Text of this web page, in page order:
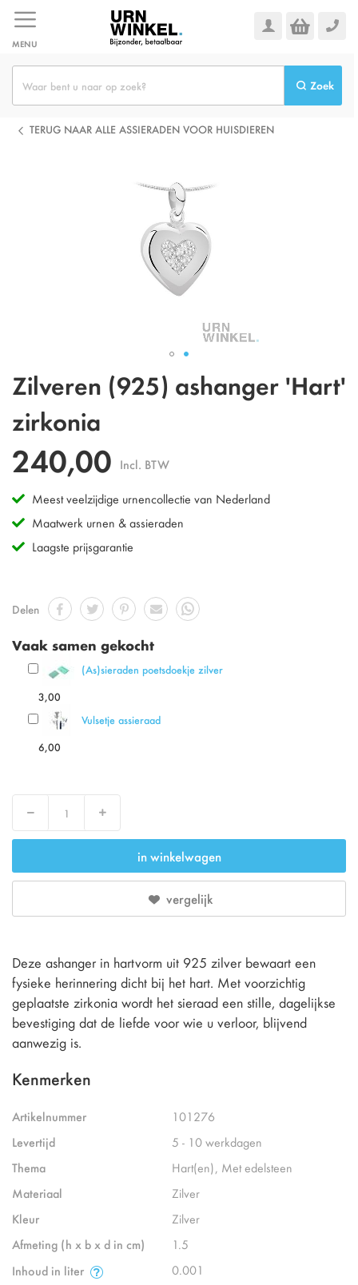
naar
de
inhoud
MENU
Zoek
TERUG NAAR ALLE ASSIERADEN VOOR HUISDIEREN
naar
begin
van
de
afbeeldingen-
Zilveren (925) ashanger 'Hart'
zirkonia
240,00 Incl. BTW
Meest veelzijdige urnencollectie van Nederland
Maatwerk urnen & assieraden
Laagste prijsgarantie
Delen
Vaak samen gekocht
(As)sieraden poetsdoekje zilver
3,00
Vulsetje assieraad
6,00
Verlaag Verhoog
in winkelwagen
vergelijk
Deze ashanger in hartvorm uit 925 zilver bewaart een
fysieke herinnering dicht bij het hart. Met voorzichtig
geplaatste zirkonia wordt het sieraad een stille, dagelijkse
bevestiging dat de liefde voor wie u verloor, blijvend
aanwezig is.
Kenmerken
Artikelnummer
101276
Levertijd
5 - 10 werkdagen
Thema
Hart(en), Met edelsteen
Materiaal
Zilver
Kleur
Zilver
Afmeting (h x b x d in cm)
1.5
Inhoud in liter
0.001